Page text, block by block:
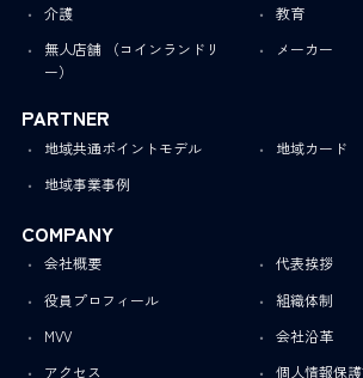
介護
教育
無人店舗 （コインランドリ
ー）
メーカー
PARTNER
地域共通ポイントモデル
地域カード
地域事業事例
COMPANY
会社概要
代表挨拶
役員プロフィール
組織体制
MVV
会社沿革
アクセス
個人情報保